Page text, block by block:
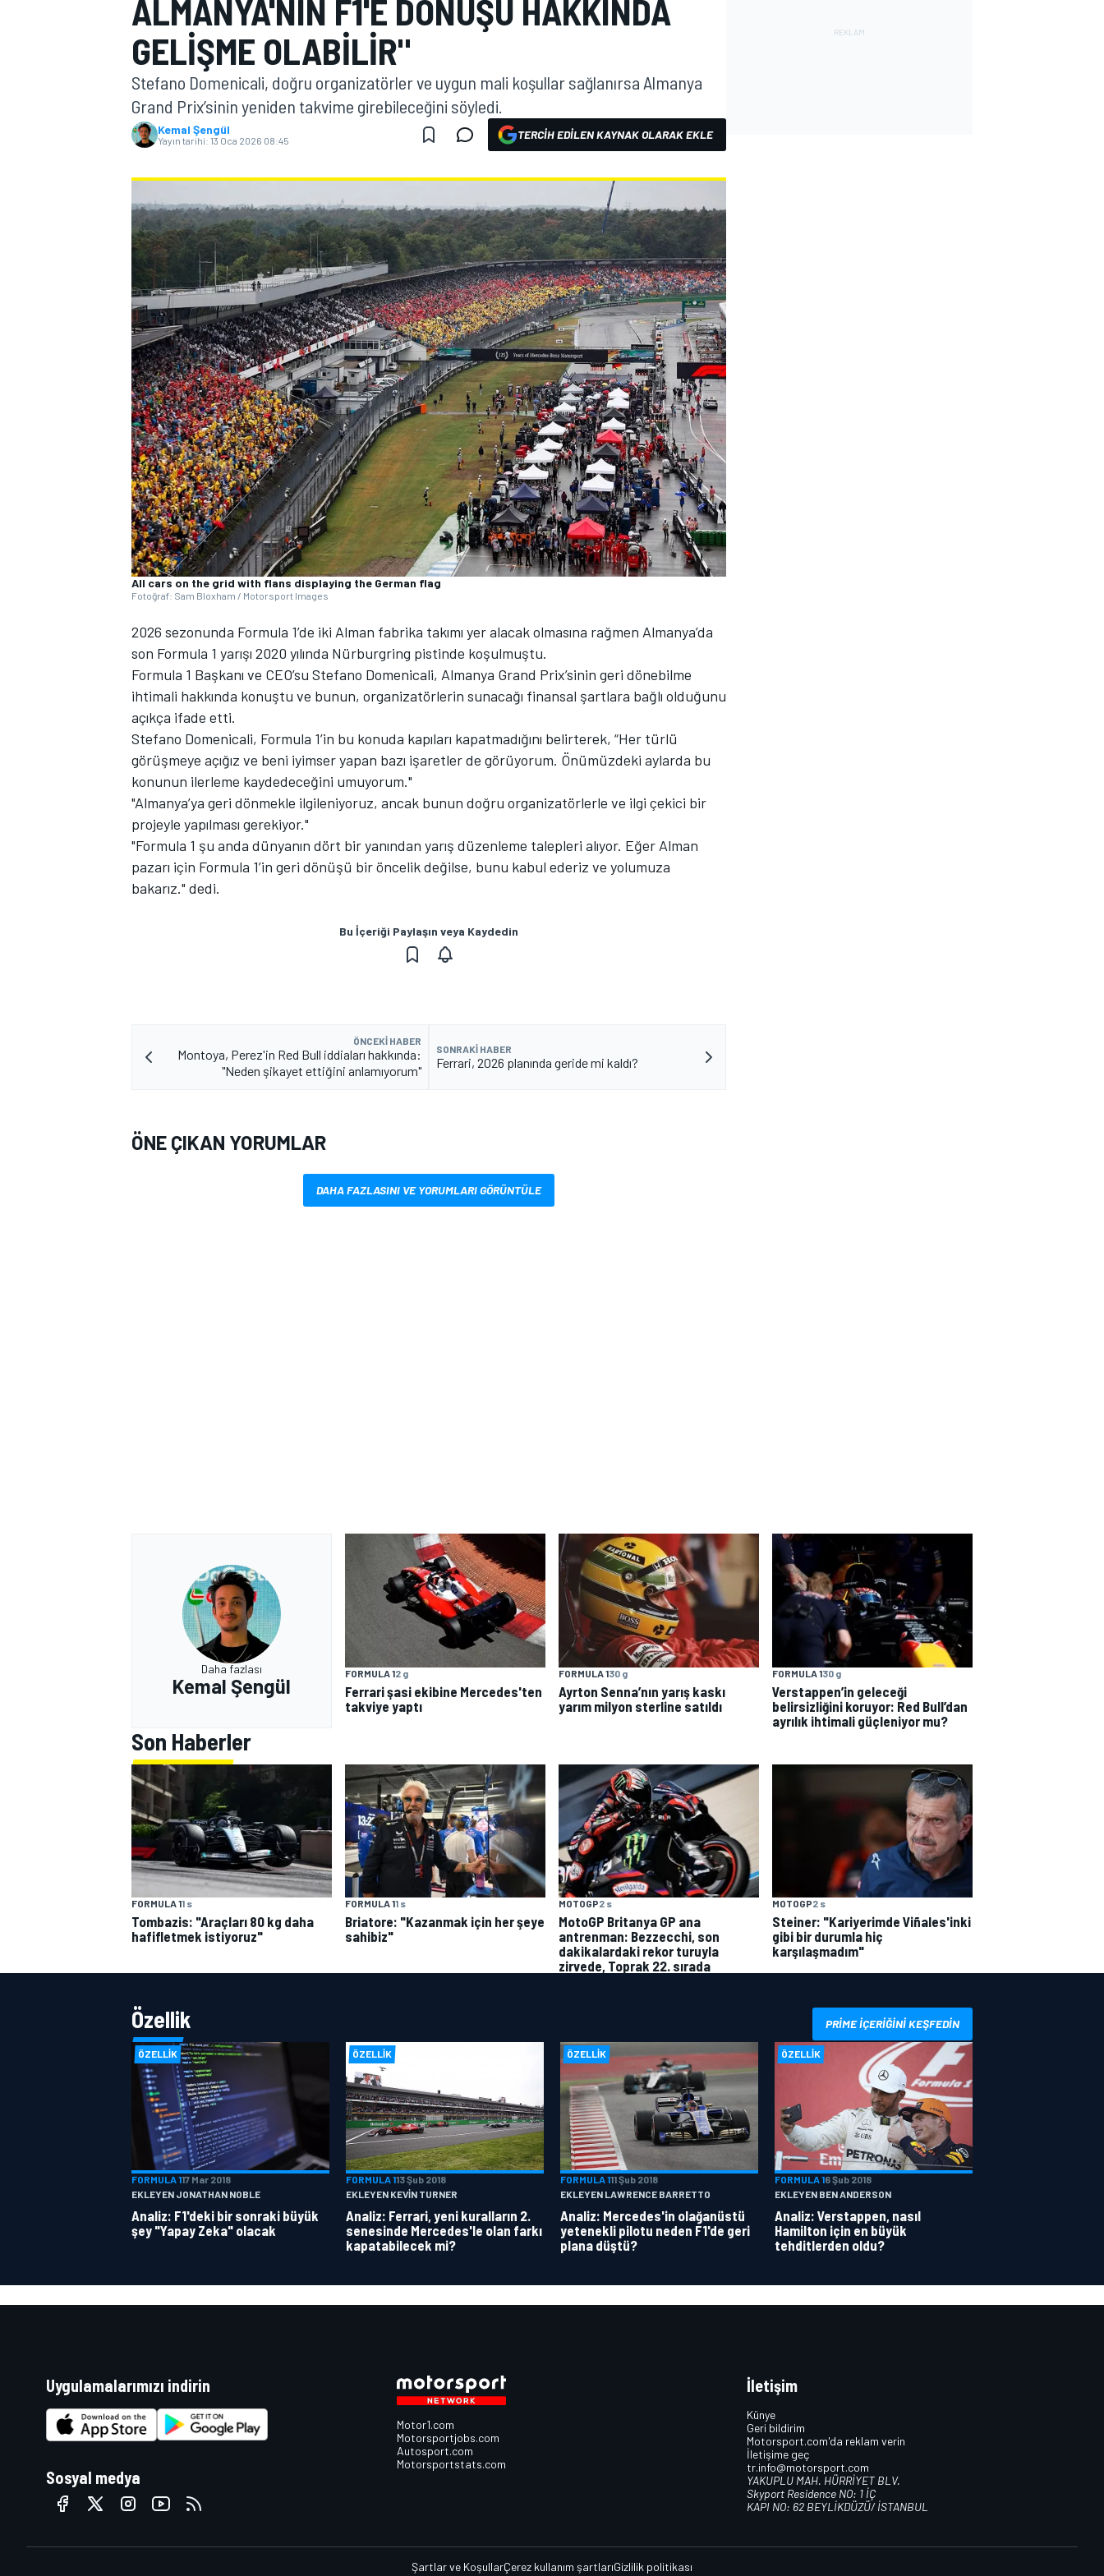
MOTOGP
WORLD SUPERBIKE
WRC
TÜRK SPORCULAR
MOTOSİKLET
ALMANYA'NIN F1'E DÖNÜŞÜ HAKKINDA
GELIŞME OLABILIR"
Stefano Domenicali, doğru organizatörler ve uygun mali koşullar sağlanırsa Almanya
Grand Prix’sinin yeniden takvime girebileceğini söyledi.
Kemal Şengül
Yayın tarihi: 13 Oca 2026 08:45 TERCIH EDILEN KAYNAK OLARAK EKLE
All cars on the grid with flans displaying the German flag
Fotoğraf: Sam Bloxham / Motorsport Images
2026 sezonunda Formula 1’de iki Alman fabrika takımı yer alacak olmasına rağmen Almanya’da
son Formula 1 yarışı 2020 yılında Nürburgring pistinde koşulmuştu.
Formula 1 Başkanı ve CEO’su Stefano Domenicali, Almanya Grand Prix’sinin geri dönebilme
ihtimali hakkında konuştu ve bunun, organizatörlerin sunacağı finansal şartlara bağlı olduğunu
açıkça ifade etti.
Stefano Domenicali, Formula 1’in bu konuda kapıları kapatmadığını belirterek, “Her türlü
görüşmeye açığız ve beni iyimser yapan bazı işaretler de görüyorum. Önümüzdeki aylarda bu
konunun ilerleme kaydedeceğini umuyorum."
"Almanya’ya geri dönmekle ilgileniyoruz, ancak bunun doğru organizatörlerle ve ilgi çekici bir
projeyle yapılması gerekiyor."
"Formula 1 şu anda dünyanın dört bir yanından yarış düzenleme talepleri alıyor. Eğer Alman
pazarı için Formula 1’in geri dönüşü bir öncelik değilse, bunu kabul ederiz ve yolumuza
bakarız." dedi.
Bu İçeriği Paylaşın veya Kaydedin
ÖNCEKI HABER
Montoya, Perez'in Red Bull iddiaları hakkında:
"Neden şikayet ettiğini anlamıyorum"
SONRAKI HABER
Ferrari, 2026 planında geride mi kaldı?
ÖNE ÇIKAN YORUMLAR
DAHA FAZLASINI VE YORUMLARI GÖRÜNTÜLE
Daha fazlası
Kemal Şengül
FORMULA 12 g
Ferrari şasi ekibine Mercedes'ten
takviye yaptı
FORMULA 130 g
Ayrton Senna’nın yarış kaskı
yarım milyon sterline satıldı
FORMULA 130 g
Verstappen’in geleceği
belirsizliğini koruyor: Red Bull’dan
ayrılık ihtimali güçleniyor mu?
Son Haberler
FORMULA 11 s
Tombazis: "Araçları 80 kg daha
hafifletmek istiyoruz"
FORMULA 11 s
Briatore: "Kazanmak için her şeye
sahibiz"
MOTOGP2 s
MotoGP Britanya GP ana
antrenman: Bezzecchi, son
dakikalardaki rekor turuyla
zirvede, Toprak 22. sırada
MOTOGP2 s
Steiner: "Kariyerimde Viñales'inki
gibi bir durumla hiç
karşılaşmadım"
Özellik PRIME IÇERIĞINI KEŞFEDIN
ÖZELLIK
FORMULA 117 Mar 2018
EKLEYEN JONATHAN NOBLE
Analiz: F1'deki bir sonraki büyük
şey "Yapay Zeka" olacak
ÖZELLIK
FORMULA 113 Şub 2018
EKLEYEN KEVIN TURNER
Analiz: Ferrari, yeni kuralların 2.
senesinde Mercedes'le olan farkı
kapatabilecek mi?
ÖZELLIK
FORMULA 111 Şub 2018
EKLEYEN LAWRENCE BARRETTO
Analiz: Mercedes'in olağanüstü
yetenekli pilotu neden F1'de geri
plana düştü?
ÖZELLIK
FORMULA 16 Şub 2018
EKLEYEN BEN ANDERSON
Analiz: Verstappen, nasıl
Hamilton için en büyük
tehditlerden oldu?
Uygulamalarımızı indirin
Sosyal medya
Motor1.com
Motorsportjobs.com
Autosport.com
Motorsportstats.com
İletişim
Künye
Geri bildirim
Motorsport.com'da reklam verin
İletişime geç
tr.info@motorsport.com
YAKUPLU MAH. HÜRRİYET BLV.
Skyport Residence NO: 1 İÇ
KAPI NO: 62 BEYLİKDÜZÜ/ İSTANBUL
Şartlar ve KoşullarÇerez kullanım şartlarıGizlilik politikası